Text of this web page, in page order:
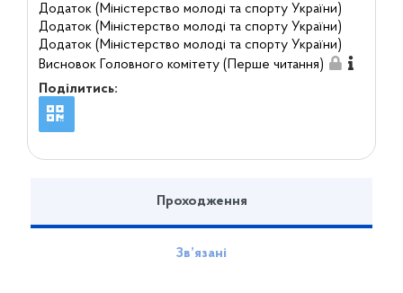
Додаток (Міністерство молоді та спорту України)
Додаток (Міністерство молоді та спорту України)
Додаток (Міністерство молоді та спорту України)
Висновок Головного комітету (Перше читання)
Поділитись:
Проходження
Зв’язані